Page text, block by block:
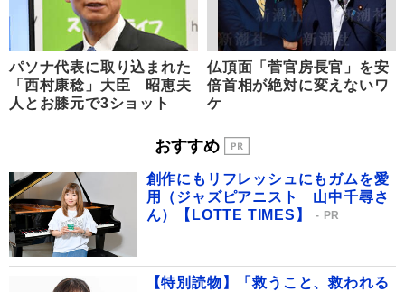
パソナ代表に取り込まれた
「西村康稔」大臣 昭恵夫
人とお膝元で3ショット
仏頂面「菅官房長官」を安
倍首相が絶対に変えないワ
ケ
おすすめ
創作にもリフレッシュにもガムを愛
用（ジャズピアニスト 山中千尋さ
ん）【LOTTE TIMES】
PR
【特別読物】「救うこと、救われる